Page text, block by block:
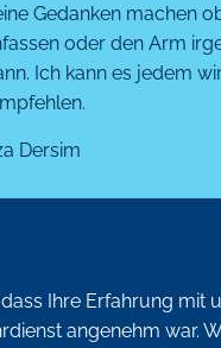
Gedanken machen
oder den Arm
Ich kann es jedem
Dersim
Ihre Erfahrung mit
angenehm war.